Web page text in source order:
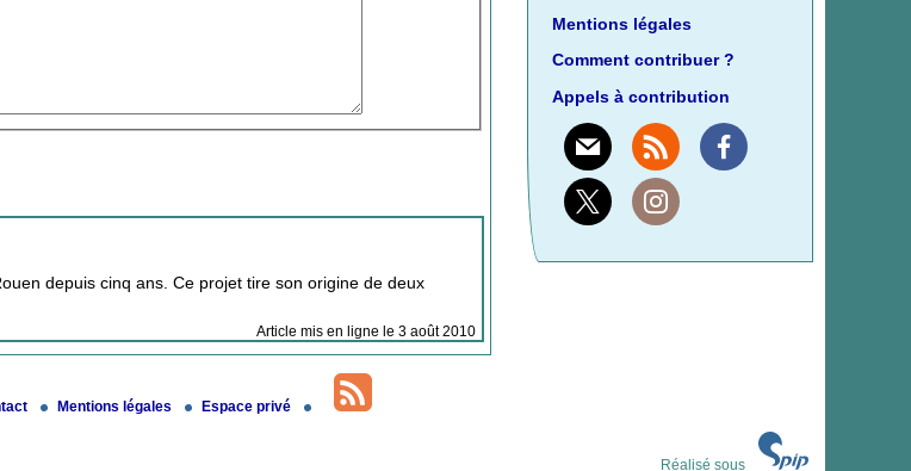
depuis cinq ans. Ce projet tire son origine de deux
Article mis en ligne le 3 août 2010
Mentions légales
Comment contribuer ?
Appels à contribution
Mail Rss
Mentions légales Espace privé
Réalisé sous